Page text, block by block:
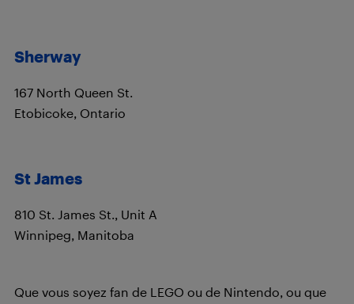
Sherway
167 North Queen St.
Etobicoke, Ontario
St James
810 St. James St., Unit A
Winnipeg, Manitoba
Que vous soyez fan de LEGO ou de Nintendo, ou que